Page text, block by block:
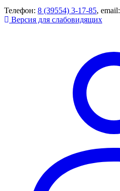
Телефон: 8 (39554) 3-17-85, email:
Версия для слабовидящих